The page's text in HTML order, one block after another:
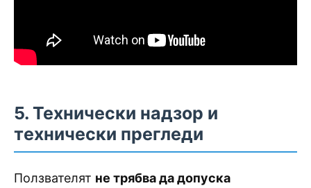
5. Технически надзор и
технически прегледи
Ползвателят не трябва да допуска